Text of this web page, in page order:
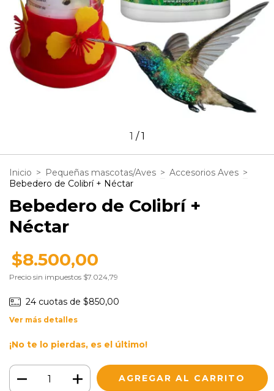
1 /1
Inicio > Pequeñas mascotas/Aves > Accesorios Aves >
Bebedero de Colibrí + Néctar
Bebedero de Colibrí +
Néctar
$8.500,00
Precio sin impuestos $7.024,79
24 cuotas de $850,00
Ver más detalles
¡No te lo pierdas, es el último!